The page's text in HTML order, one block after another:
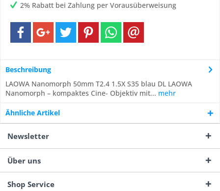
2% Rabatt bei Zahlung per Vorausüberweisung
Beschreibung
LAOWA Nanomorph 50mm T2.4 1.5X S35 blau DL LAOWA
Nanomorph – kompaktes Cine- Objektiv mit... mehr
Ähnliche Artikel
Newsletter
Über uns
Shop Service